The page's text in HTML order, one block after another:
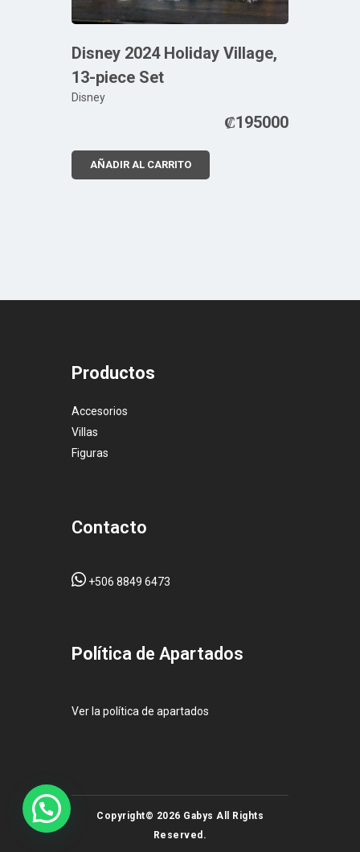
Disney 2024 Holiday Village,
13-piece Set
Disney
₡195000
AÑADIR AL CARRITO
Productos
Accesorios
Villas
Figuras
Contacto
+506 8849 6473
Pol ítica de Apartados
Ver la política de apartados
Copyright© 2026 Gabys All Rights
Reserved.